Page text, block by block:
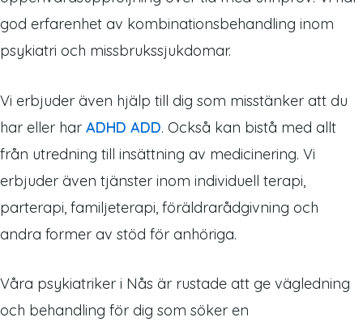
god erfarenhet av kombinationsbehandling inom
psykiatri och missbrukssjukdomar.
Vi erbjuder även hjälp till dig som misstänker att du
har eller har ADHD ADD. Också kan bistå med allt
från utredning till insättning av medicinering. Vi
erbjuder även tjänster inom individuell terapi,
parterapi, familjeterapi, föräldrarådgivning och
andra former av stöd för anhöriga.
Våra psykiatriker i Nås är rustade att ge vägledning
och behandling för dig som söker en